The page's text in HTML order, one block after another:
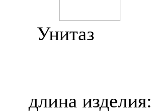
Унитаз
длина изделия: